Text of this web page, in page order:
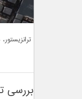
بررسی